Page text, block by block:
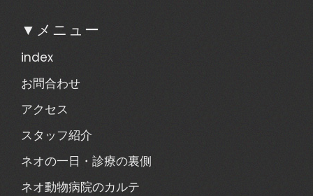
▼メニュー
index
お問合わせ
アクセス
スタッフ紹介
ネオの一日・診療の裏側
ネオ動物病院のカルテ